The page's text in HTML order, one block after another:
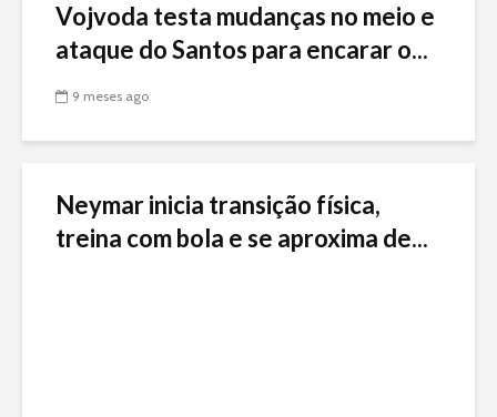
Vojvoda testa mudanças no meio e
ataque do Santos para encarar o...
9 meses ago
Neymar inicia transição física,
treina com bola e se aproxima de...